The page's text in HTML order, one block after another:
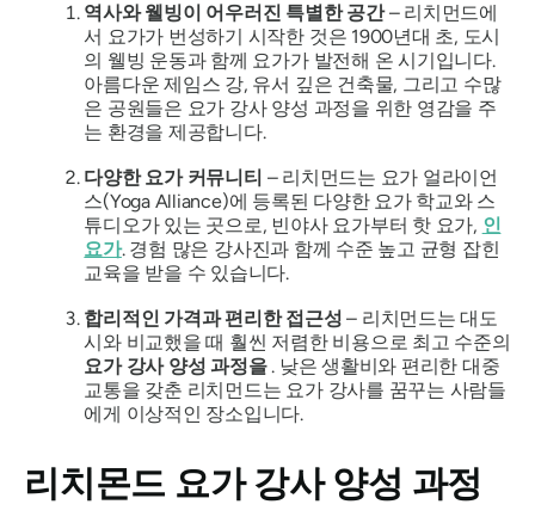
역사와 웰빙이 어우러진 특별한 공간– 리치먼드에
서 요가가 번성하기 시작한 것은 1900년대 초, 도시
의 웰빙 운동과 함께 요가가 발전해 온 시기입니다.
아름다운 제임스 강, 유서 깊은 건축물, 그리고 수많
은 공원들은 요가 강사 양성 과정을 위한 영감을 주
는 환경을 제공합니다.
다양한 요가 커뮤니티 – 리치먼드는 요가 얼라이언
스(Yoga Alliance)에 등록된 다양한 요가 학교와 스
튜디오가 있는 곳으로, 빈야사 요가부터 핫 요가, 인
요가. 경험 많은 강사진과 함께 수준 높고 균형 잡힌
교육을 받을 수 있습니다.
합리적인 가격과 편리한 접근성 – 리치먼드는 대도
시와 비교했을 때 훨씬 저렴한 비용으로 최고 수준의
요가 강사 양성 과정을. 낮은 생활비와 편리한 대중
교통을 갖춘 리치먼드는 요가 강사를 꿈꾸는 사람들
에게 이상적인 장소입니다.
리치몬드 요가 강사 양성 과정